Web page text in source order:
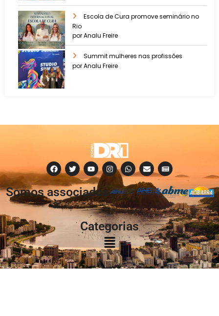
Escola de Cura promove seminário no
Rio
por Analu Freire
Summit mulheres nas profissões
por Analu Freire
Somos associados
à:
Categorias